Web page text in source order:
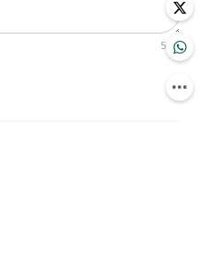
500